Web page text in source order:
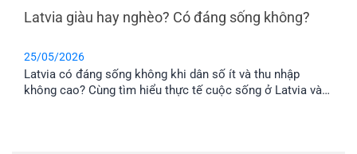
Latvia giàu hay nghèo? Có đáng sống không?
25/05/2026
Latvia có đáng sống không khi dân số ít và thu nhập
không cao? Cùng tìm hiểu thực tế cuộc sống ở Latvia và